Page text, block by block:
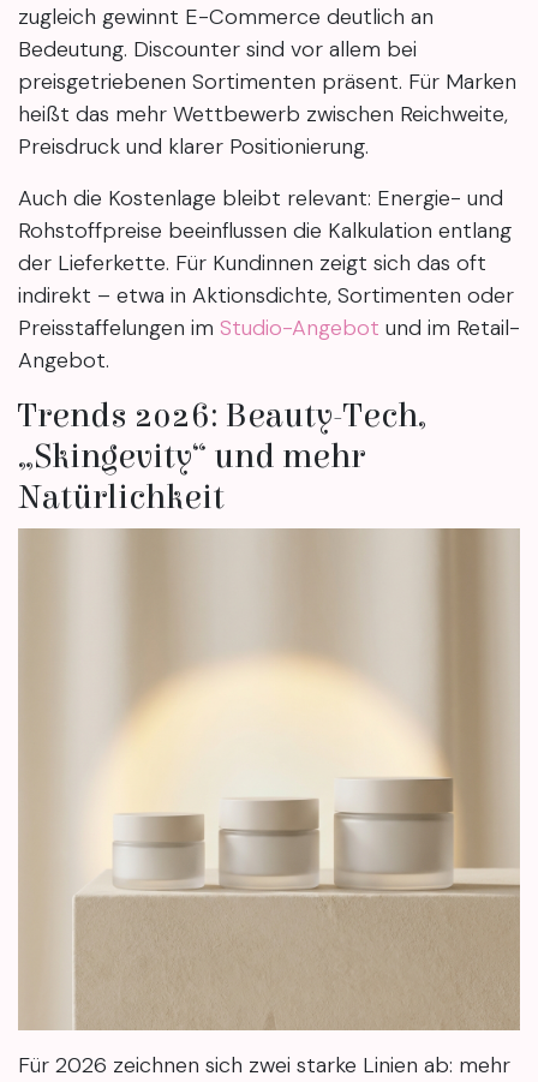
zugleich gewinnt E-Commerce deutlich an
Bedeutung. Discounter sind vor allem bei
preisgetriebenen Sortimenten präsent. Für Marken
heißt das mehr Wettbewerb zwischen Reichweite,
Preisdruck und klarer Positionierung.
Auch die Kostenlage bleibt relevant: Energie- und
Rohstoffpreise beeinflussen die Kalkulation entlang
der Lieferkette. Für Kundinnen zeigt sich das oft
indirekt – etwa in Aktionsdichte, Sortimenten oder
Preisstaffelungen im Studio-Angebot und im Retail-
Angebot.
Trends 2026: Beauty-Tech,
„Skingevity“ und mehr
Natürlichkeit
Für 2026 zeichnen sich zwei starke Linien ab: mehr